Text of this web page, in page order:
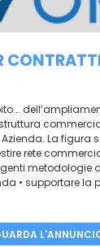
La figura
rete
metodologie
• supportare la